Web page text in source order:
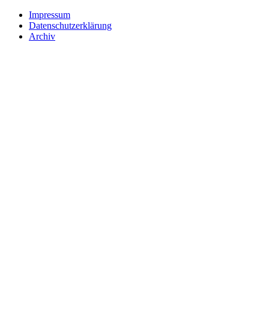
Impressum
Datenschutzerklärung
Archiv